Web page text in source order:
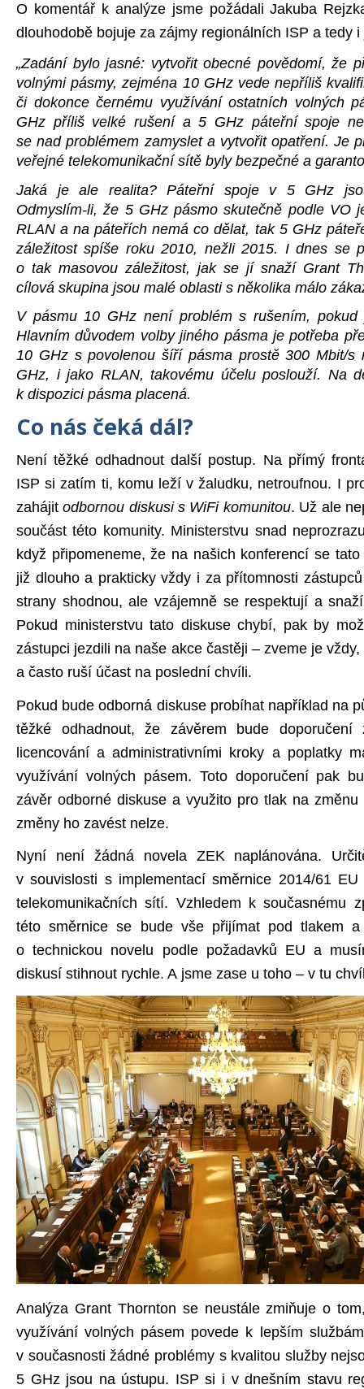
O komentář k analýze jsme požádali Jakuba
dlouhodobě bojuje za zájmy regionálních ISP a tedy
„Zadání bylo jasné: vytvořit obecné povědomí, že
volnými pásmy, zejména 10 GHz vede nepříliš
či dokonce černému využívání ostatních volných
GHz příliš velké rušení a 5 GHz páteřní spoje
se nad problémem zamyslet a vytvořit opatření. Je
veřejné telekomunikační sítě byly bezpečné a
Jaká je ale realita? Páteřní spoje v 5 GHz
Odmyslím-li, že 5 GHz pásmo skutečně podle VO
RLAN a na páteřích nemá co dělat, tak 5 GHz
záležitost spíše roku 2010, nežli 2015. I dnes se
o tak masovou záležitost, jak se jí snaží Grant
cílová skupina jsou malé oblasti s několika málo
V pásmu 10 GHz není problém s rušením, pokud
Hlavním důvodem volby jiného pásma je potřeba
10 GHz s povolenou šíří pásma prostě 300 Mbit/s
GHz, i jako RLAN, takovému účelu poslouží. Na
k dispozici pásma placená.
Co nás čeká dál?
Není těžké odhadnout další postup. Na přímý
ISP si zatím ti, komu leží v žaludku, netroufnou. I
zahájitodbornou diskusi s WiFi komunitou. Už ale
součást této komunity. Ministerstvu snad
když připomeneme, že na našich konferencí se
již dlouho a prakticky vždy i za přítomnosti
strany shodnou, ale vzájemně se respektují a
Pokud ministerstvu tato diskuse chybí, pak by
zástupci jezdili na naše akce častěji – zveme je
a často ruší účast na poslední chvíli.
Pokud bude odborná diskuse probíhat například na
těžké odhadnout, že závěrem bude doporučení
licencování a administrativními kroky a poplatky
využívání volných pásem. Toto doporučení pak
závěr odborné diskuse a využito pro tlak na
změny ho zavést nelze.
Nyní není žádná novela ZEK naplánována.
v souvislosti s implementací směrnice 2014/61
telekomunikačních sítí. Vzhledem k současnému
této směrnice se bude vše přijímat pod tlakem
o technickou novelu podle požadavků EU a
diskusí stihnout rychle. A jsme zase u toho – v tu
Analýza Grant Thornton se neustále zmiňuje o
využívání volných pásem povede k lepším
v současnosti žádné problémy s kvalitou služby
5 GHz jsou na ústupu. ISP si i v dnešním stavu